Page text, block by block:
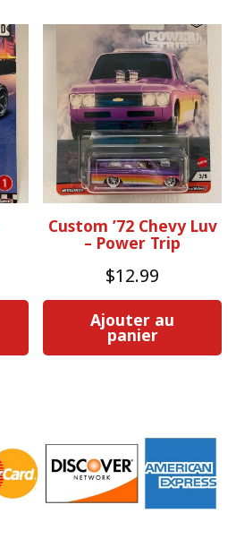
Custom ’72 Chevy Luv
– Power Trip
$12.99
Ajouter au
panier